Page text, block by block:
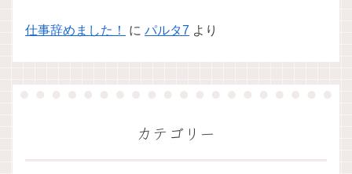
仕事辞めました！ に パルタ7 より
カテゴリー